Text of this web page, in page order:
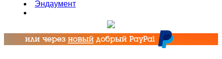
Эндаумент